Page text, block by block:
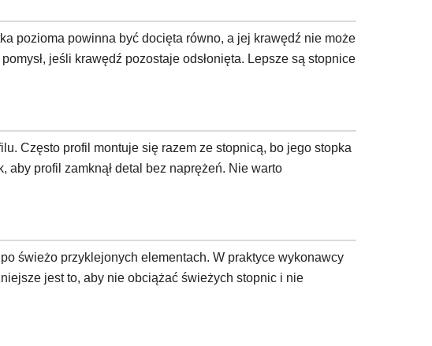
pozioma powinna być docięta równo, a jej krawędź nie może
jeśli krawędź pozostaje odsłonięta. Lepsze są stopnice
Często profil montuje się razem ze stopnicą, bo jego stopka
aby profil zamknął detal bez naprężeń. Nie warto
świeżo przyklejonych elementach. W praktyce wykonawcy
jest to, aby nie obciążać świeżych stopnic i nie